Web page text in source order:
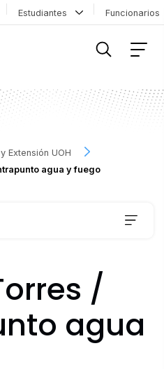
Estudiantes
Extensión UOH
agua y fuego
/
agua